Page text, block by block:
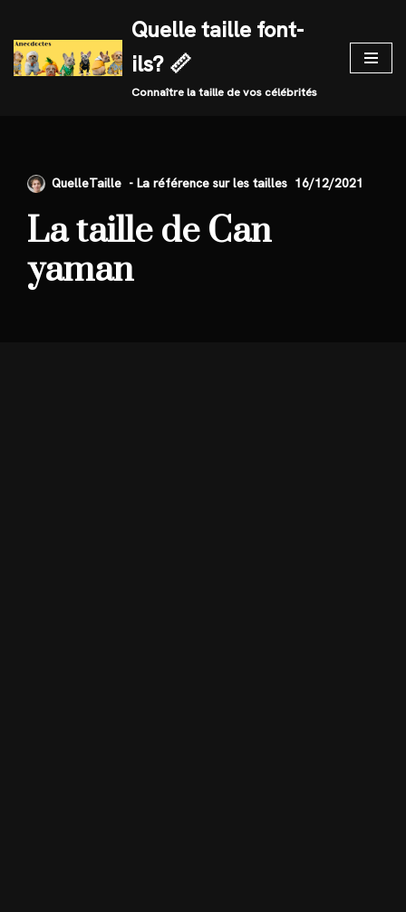
Skip
to
Quelle taille font-
ils? 📏
Connaître la taille de vos célébrités
QuelleTaille 16/12/2021
La taille de Can
yaman